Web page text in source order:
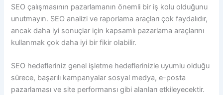
SEO çalışmasının pazarlamanın önemli bir iş kolu olduğunu
unutmayın. SEO analizi ve raporlama araçları çok faydalıdır,
ancak daha iyi sonuçlar için kapsamlı pazarlama araçlarını
kullanmak çok daha iyi bir fikir olabilir.
SEO hedefleriniz genel işletme hedeflerinizle uyumlu olduğu
sürece, başarılı kampanyalar sosyal medya, e-posta
pazarlaması ve site performansı gibi alanları etkileyecektir.